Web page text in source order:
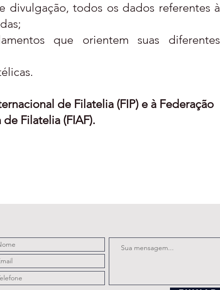
divulgação, todos os dados referentes à
que orientem suas diferentes
de Filatelia (FIP) e à Federação
Filatelia (FIAF).